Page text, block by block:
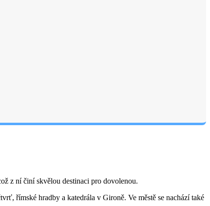
z ní činí skvělou destinaci pro dovolenou.
římské hradby a katedrála v Gironě. Ve městě se nachází také